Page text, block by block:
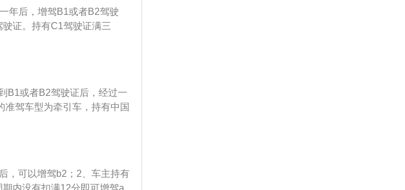
年后，增驾B1或者B2驾驶
证。持有C1驾驶证满三
种途径增驾A2，最快需要6
会更快一些，不过不是从C
和使用规定》（中华人民共
驶证，申请增加准驾车型
没有记满12分记录。申请增
符合下列规定：申请增加中
以上，并在申请前最近连续
B1或者B2驾驶证后，经过一
驾车型为牵引车，持有中国
型全挂、半挂汽车列车，还
驾驶证，申请增加准驾车型
没有记满12分记录。申请增
车准驾车型的，还应当符合
，可以增驾b2；2、车主持有